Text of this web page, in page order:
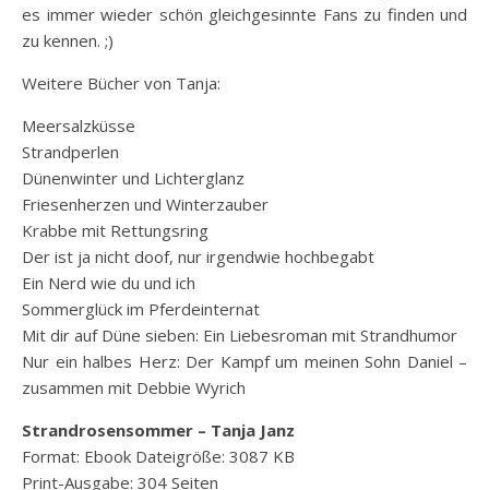
es immer wieder schön gleichgesinnte Fans zu finden und
zu kennen. ;)
Weitere Bücher von Tanja:
Meersalzküsse
Strandperlen
Dünenwinter und Lichterglanz
Friesenherzen und Winterzauber
Krabbe mit Rettungsring
Der ist ja nicht doof, nur irgendwie hochbegabt
Ein Nerd wie du und ich
Sommerglück im Pferdeinternat
Mit dir auf Düne sieben: Ein Liebesroman mit Strandhumor
Nur ein halbes Herz: Der Kampf um meinen Sohn Daniel –
zusammen mit Debbie Wyrich
Strandrosensommer – Tanja Janz
Format: Ebook Dateigröße: 3087 KB
Print-Ausgabe: 304 Seiten